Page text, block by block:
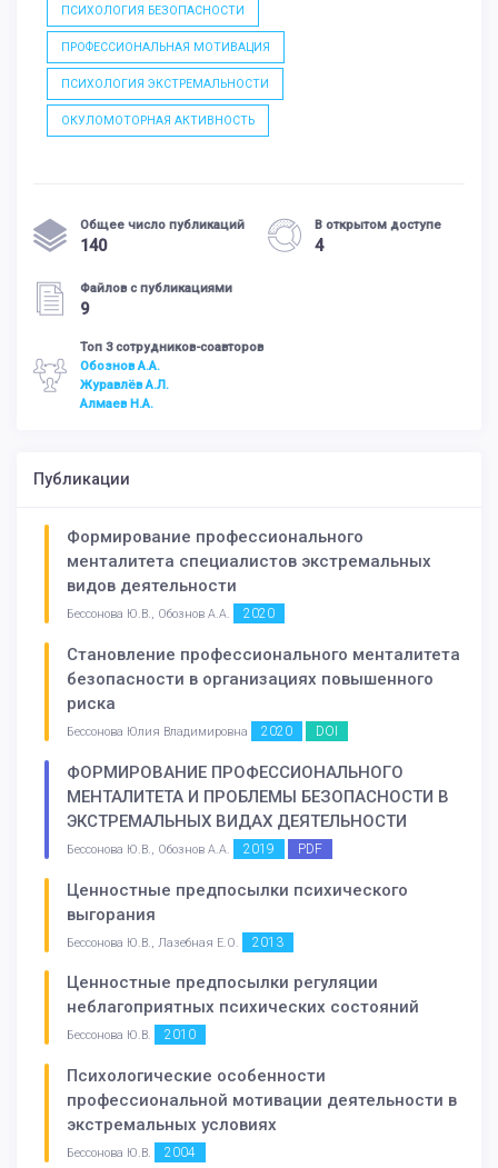
ПСИХОЛОГИЯ БЕЗОПАСНОСТИ
ПРОФЕССИОНАЛЬНАЯ МОТИВАЦИЯ
ПСИХОЛОГИЯ ЭКСТРЕМАЛЬНОСТИ
ОКУЛОМОТОРНАЯ АКТИВНОСТЬ
Общее число публикаций
140
В открытом доступе
4
Файлов с публикациями
9
Топ 3 сотрудников-соавторов
Обознов А.А.
Журавлёв А.Л.
Алмаев Н.А.
Публикации
Формирование профессионального
менталитета специалистов экстремальных
видов деятельности
Бессонова Ю.В., Обознов А.А. 2020
Становление профессионального менталитета
безопасности в организациях повышенного
риска
Бессонова Юлия Владимировна 2020 DOI
ФОРМИРОВАНИЕ ПРОФЕССИОНАЛЬНОГО
МЕНТАЛИТЕТА И ПРОБЛЕМЫ БЕЗОПАСНОСТИ В
ЭКСТРЕМАЛЬНЫХ ВИДАХ ДЕЯТЕЛЬНОСТИ
Бессонова Ю.В., Обознов А.А. 2019 PDF
Ценностные предпосылки психического
выгорания
Бессонова Ю.В., Лазебная Е.О. 2013
Ценностные предпосылки регуляции
неблагоприятных психических состояний
Бессонова Ю.В. 2010
Психологические особенности
профессиональной мотивации деятельности в
экстремальных условиях
Бессонова Ю.В. 2004